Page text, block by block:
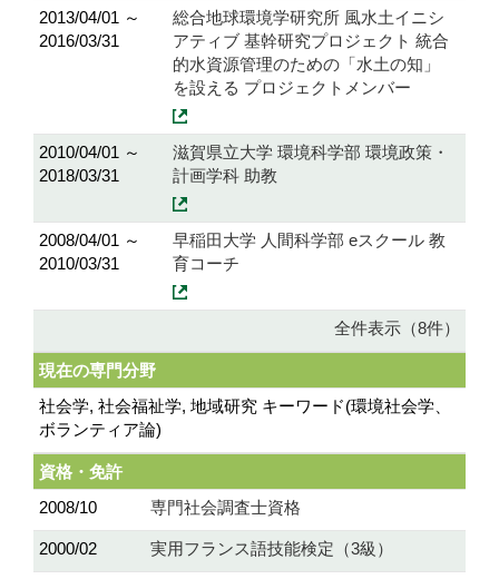
2013/04/01 ～
2016/03/31
総合地球環境学研究所 風水土イニシ
アティブ 基幹研究プロジェクト 統合
的水資源管理のための「水土の知」
を設える プロジェクトメンバー
2010/04/01 ～
2018/03/31
滋賀県立大学 環境科学部 環境政策・
計画学科 助教
2008/04/01 ～
2010/03/31
早稲田大学 人間科学部 eスクール 教
育コーチ
全件表示（8件）
現在の専門分野
社会学, 社会福祉学, 地域研究 キーワード(環境社会学、
ボランティア論)
資格・免許
2008/10
専門社会調査士資格
2000/02 実用フランス語技能検定（3級）